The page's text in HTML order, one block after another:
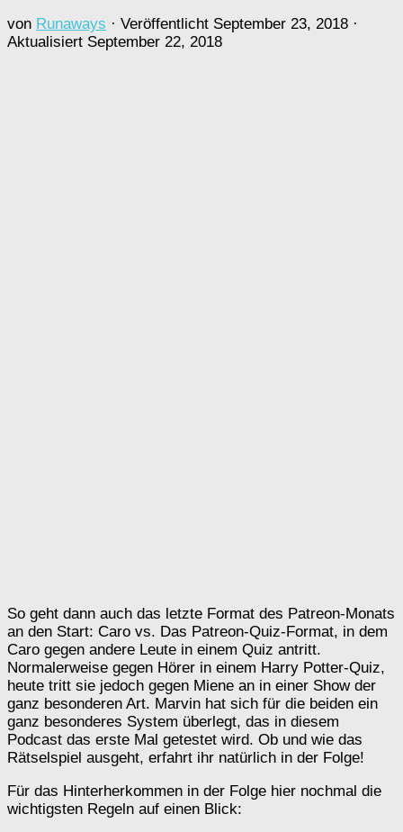
von Runaways · Veröffentlicht September 23, 2018 ·
Aktualisiert September 22, 2018
So geht dann auch das letzte Format des Patreon-Monats
an den Start: Caro vs. Das Patreon-Quiz-Format, in dem
Caro gegen andere Leute in einem Quiz antritt.
Normalerweise gegen Hörer in einem Harry Potter-Quiz,
heute tritt sie jedoch gegen Miene an in einer Show der
ganz besonderen Art. Marvin hat sich für die beiden ein
ganz besonderes System überlegt, das in diesem
Podcast das erste Mal getestet wird. Ob und wie das
Rätselspiel ausgeht, erfahrt ihr natürlich in der Folge!
Für das Hinterherkommen in der Folge hier nochmal die
wichtigsten Regeln auf einen Blick: